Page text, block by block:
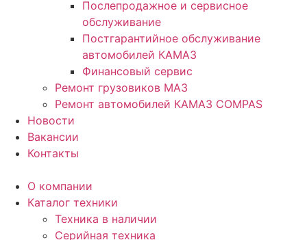
Послепродажное и сервисное
обслуживание
Постгарантийное обслуживание
автомобилей КАМАЗ
Финансовый сервис
Ремонт грузовиков МАЗ
Ремонт автомобилей КАМАЗ COMPAS
Новости
Вакансии
Контакты
О компании
Каталог техники
Техника в наличии
Серийная техника